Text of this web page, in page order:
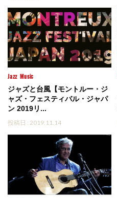
Jazz Music
ジャズと台風【モントルー・ジ
ャズ・フェスティバル・ジャパ
ン 2019リ...
投稿日 : 2019.11.14